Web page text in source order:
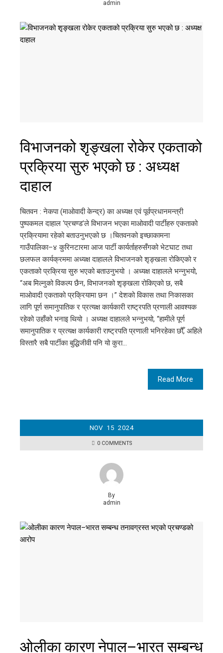
admin
विभाजनको शृङ्खला रोकेर एकताको
प्रक्रिया सुरु भएको छ : अध्यक्ष
दाहाल
चितवन : नेकपा (माओवादी केन्द्र) का अध्यक्ष एवं पूर्वप्रधानमन्त्री
पुष्पकमल दाहाल ‘प्रचण्ड’ले विभाजन भएका माओवादी पार्टीहरु एकताको
प्रक्रियामा रहेको बताउनुभएको छ ।चितवनको इच्छाकामना
गाउँपालिका–४ कुरिनटारमा आज पार्टी कार्यर्ताहरुसँगको भेटघाट तथा
छलफल कार्यक्रममा अध्यक्ष दाहालले विभाजनको शृङ्खला रोकिएको र
एकताको प्रक्रिया सुरु भएको बताउनुभयो । अध्यक्ष दाहालले भन्नुभयो,
“अब मिल्नुको विकल्प छैन, विभाजनको शृङ्खला रोकिएको छ, सबै
माओवादी एकताको प्रक्रियामा छन ।” देशको विकास तथा निकासका
लागि पूर्ण समानुपातिक र प्रत्यक्ष कार्यकारी राष्ट्रपति प्रणाली आवश्यक
रहेको उहाँको भनाइ थियो । अध्यक्ष दाहालले भन्नुभयो, “हामीले पूर्ण
समानुपातिक र प्रत्यक्ष कार्यकारी राष्ट्रपति प्रणाली भनिरहेका छौँ, अहिले
विस्तारै सबै पार्टीका बुद्धिजीवी पनि यो कुरा…
Read More
NOV 15 2024
0 COMMENTS
By
admin
ओलीका कारण नेपाल–भारत सम्बन्ध